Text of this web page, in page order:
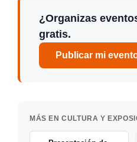
¿Organizas
gratis.
Publicar mi
MÁS EN CULTURA Y